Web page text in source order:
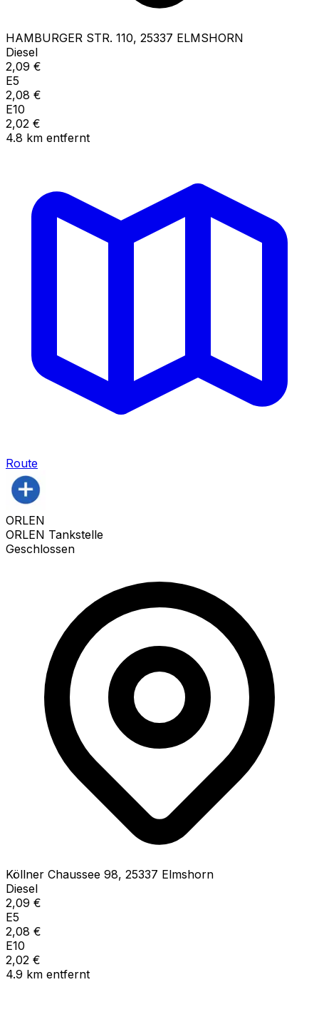
HAMBURGER STR. 110, 25337 ELMSHORN
Diesel
2,09 €
E5
2,08 €
E10
2,02 €
4.8 km entfernt
Route
ORLEN
ORLEN Tankstelle
Geschlossen
Köllner Chaussee 98, 25337 Elmshorn
Diesel
2,09 €
E5
2,08 €
E10
2,02 €
4.9 km entfernt